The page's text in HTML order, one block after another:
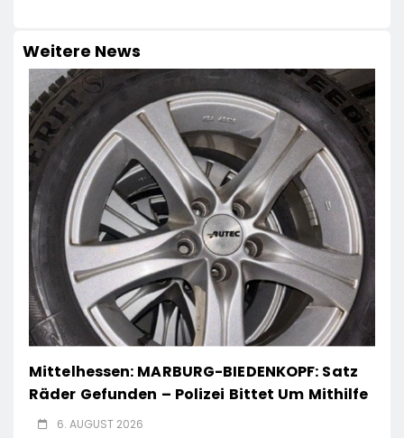
Weitere News
Mittelhessen: MARBURG-BIEDENKOPF: Satz
Räder Gefunden – Polizei Bittet Um Mithilfe
6. AUGUST 2026